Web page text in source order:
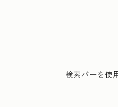
検索バーを使